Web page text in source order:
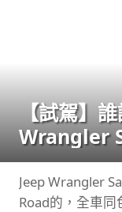
【試駕】
Wrangler
順！
Jeep Wrangler
Road的，全車